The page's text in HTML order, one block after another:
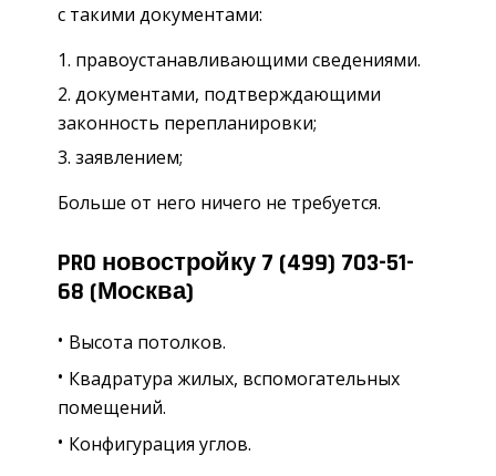
с такими документами:
правоустанавливающими сведениями.
документами, подтверждающими
законность перепланировки;
заявлением;
Больше от него ничего не требуется.
PRO новостройку 7 (499) 703-51-
68 (Москва)
Высота потолков.
Квадратура жилых, вспомогательных
помещений.
Конфигурация углов.